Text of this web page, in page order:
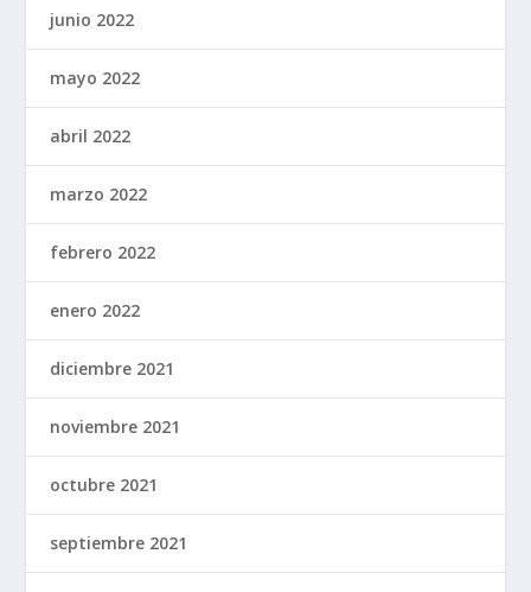
junio 2022
mayo 2022
abril 2022
marzo 2022
febrero 2022
enero 2022
diciembre 2021
noviembre 2021
octubre 2021
septiembre 2021